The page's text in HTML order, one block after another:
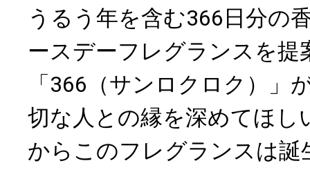
うるう年を含む366日分の
ースデーフレグランスを提
「366（サンロクロク）」
切な人との縁を深めてほ
からこのフレグランスは誕